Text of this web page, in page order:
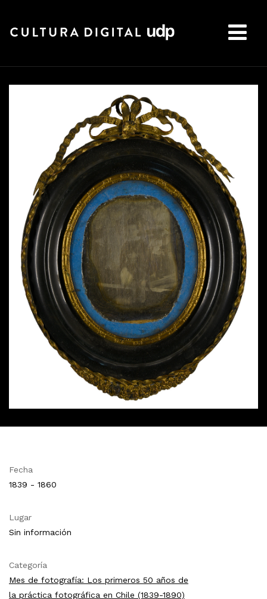
Fecha
1839 - 1860
Lugar
Sin información
Categoría
Mes de fotografía: Los primeros 50 años de
la práctica fotográfica en Chile (1839-1890)